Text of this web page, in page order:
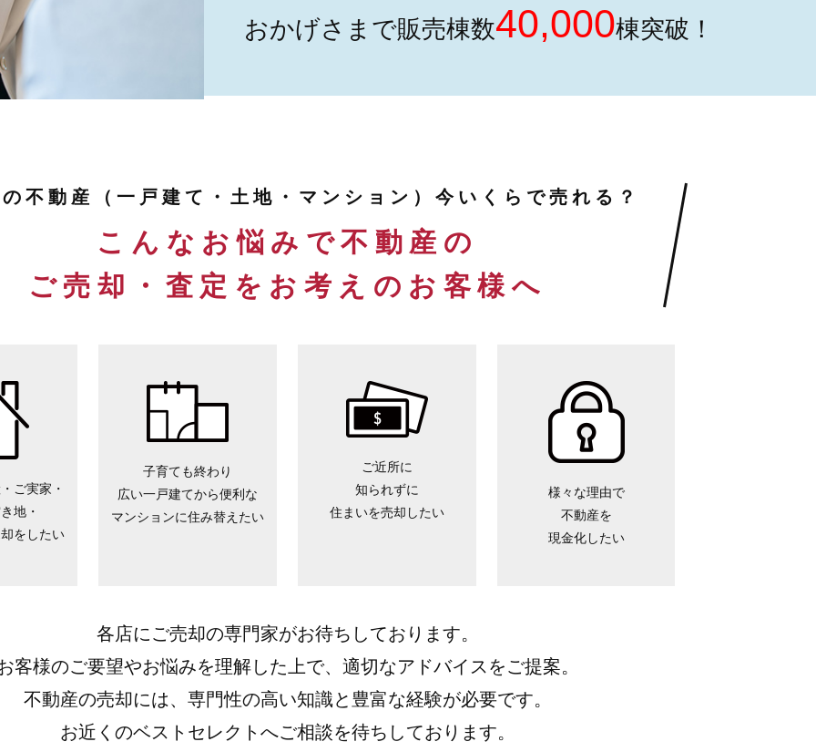
おかげさまで販売棟数40,000棟突破！
不動産（一戸建て・土地・マンション）今いくらで売れる？
こんなお悩みで不動産の
ご売却・査定をお考えのお客様へ
ご実家・
地・
をしたい
子育ても終わり
広い一戸建てから便利な
マンションに住み替えたい
ご近所に
知られずに
住まいを売却したい
様々な理由で
不動産を
現金化したい
各店にご売却の専門家がお待ちしております。
客様のご要望やお悩みを理解した上で、適切なアドバイスをご提案。
不動産の売却には、専門性の高い知識と豊富な経験が必要です。
お近くのベストセレクトへご相談を待ちしております。